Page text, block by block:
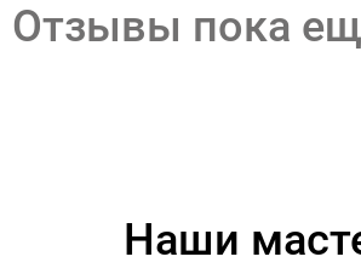
Отзывы пока
Наши